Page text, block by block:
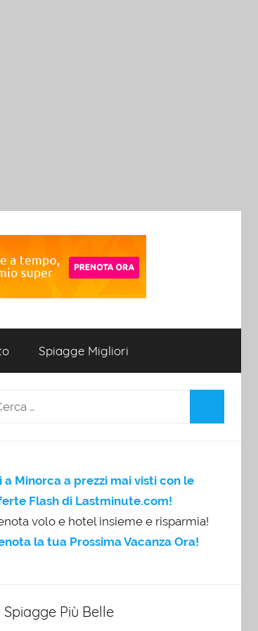
Spiagge Migliori
a Minorca a prezzi mai visti con le
Flash di Lastminute.com!
volo e hotel insieme e risparmia!
la tua Prossima Vacanza Ora!
Spiagge Più Belle